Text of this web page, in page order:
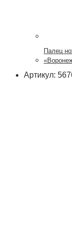
Палец
Артикул: